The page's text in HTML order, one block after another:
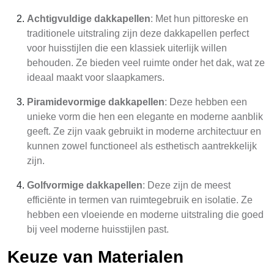
Achtigvuldige dakkapellen: Met hun pittoreske en
traditionele uitstraling zijn deze dakkapellen perfect
voor huisstijlen die een klassiek uiterlijk willen
behouden. Ze bieden veel ruimte onder het dak, wat ze
ideaal maakt voor slaapkamers.
Piramidevormige dakkapellen: Deze hebben een
unieke vorm die hen een elegante en moderne aanblik
geeft. Ze zijn vaak gebruikt in moderne architectuur en
kunnen zowel functioneel als esthetisch aantrekkelijk
zijn.
Golfvormige dakkapellen: Deze zijn de meest
efficiënte in termen van ruimtegebruik en isolatie. Ze
hebben een vloeiende en moderne uitstraling die goed
bij veel moderne huisstijlen past.
Keuze van Materialen